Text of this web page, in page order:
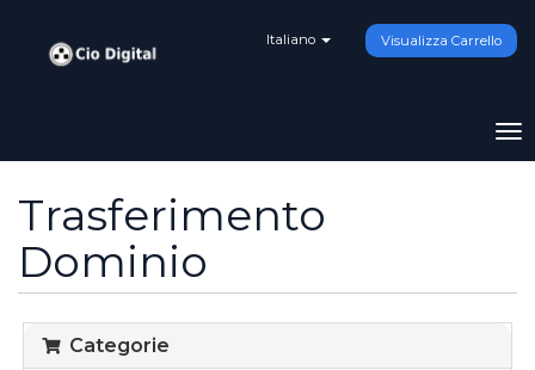
Italiano Visualizza Carrello
Trasferimento
Dominio
Categorie